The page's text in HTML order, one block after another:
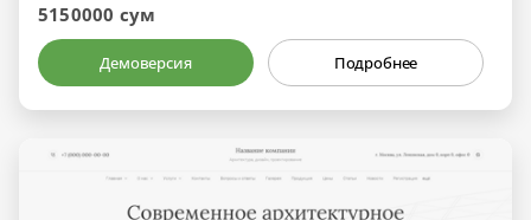
5150000 сум
Демоверсия Подробнее